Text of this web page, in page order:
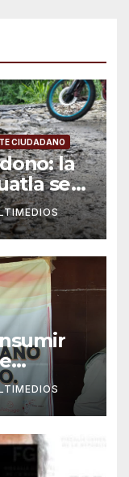
CIUDADANO
la
se
diario